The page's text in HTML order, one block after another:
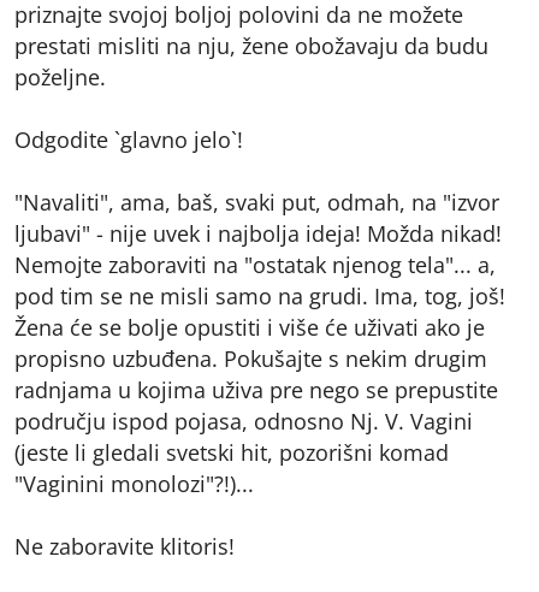
priznajte svojoj boljoj polovini da ne možete
prestati misliti na nju, žene obožavaju da budu
poželjne.
Odgodite `glavno jelo`!
"Navaliti", ama, baš, svaki put, odmah, na "izvor
ljubavi" - nije uvek i najbolja ideja! Možda nikad!
Nemojte zaboraviti na "ostatak njenog tela"... a,
pod tim se ne misli samo na grudi. Ima, tog, još!
Žena će se bolje opustiti i više će uživati ako je
propisno uzbuđena. Pokušajte s nekim drugim
radnjama u kojima uživa pre nego se prepustite
području ispod pojasa, odnosno Nj. V. Vagini
(jeste li gledali svetski hit, pozorišni komad
"Vaginini monolozi"?!)...
Ne zaboravite klitoris!